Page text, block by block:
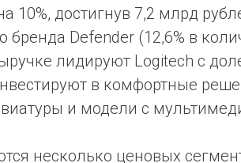
10%, достигнув 7,2 млрд
бренда Defender (12,6% в
лидируют Logitech с
в комфортные
и модели с
несколько ценовых